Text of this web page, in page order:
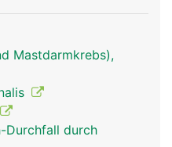
Mastdarmkrebs),
Durchfall durch